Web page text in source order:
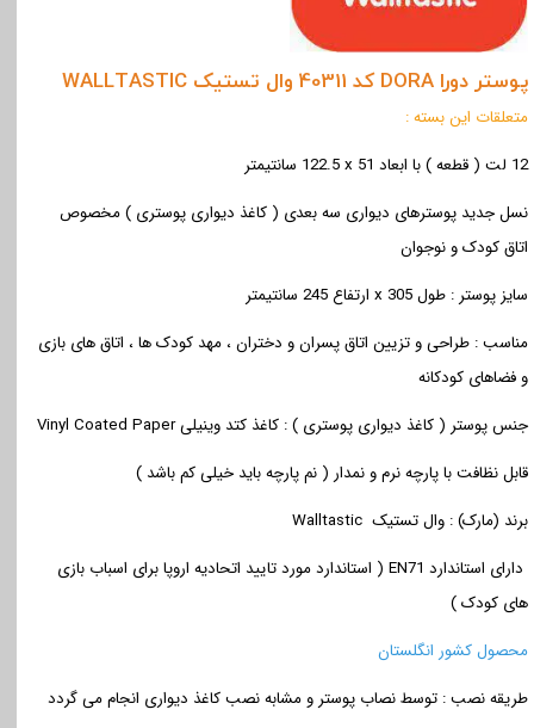
پوستر دورا DORA کد 40311 وال تستیک WALLTASTIC
متعلقات اين بسته :
12 لت ( قطعه ) با ابعاد 51
x
نسل جدید پوسترهای دیواری سه بعدی ( کاغذ دیواری پوستری ) مخصوص
اتاق کودک و نوجوان
سایز پوستر : طول 305
x ارتفاع 245 سانتیمتر
مناسب : طراحی و تزیین اتاق پسران و دختران ، مهد کودک ها ، اتاق های بازی
و فضاهای کودکانه
جنس پوستر ( کاغذ دیواری پوستری ) : کاغذ کتد وینیلیVinyl Coated Paper
قابل نظافت با پارچه نرم و نمدار ( نم پارچه باید خیلی کم باشد )
برند (مارک) : وال تستیک Walltastic
دارای استاندارد EN71 ( استاندارد مورد تایید اتحادیه اروپا برای اسباب بازی
های کودک )
محصول کشور انگلستان
طریقه نصب : توسط نصاب پوستر و مشابه نصب کاغذ دیواری انجام می گردد